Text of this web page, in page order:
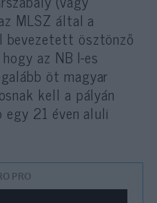
MLSZ által a
ösztönző
az NB I-es
öt magyar
kell a pályán
21 éven aluli